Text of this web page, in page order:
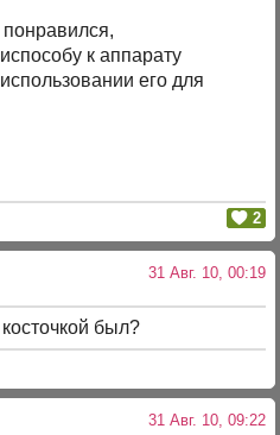
к аппарату
его для
2
31 Авг. 10, 00:19
был?
31 Авг. 10, 09:22